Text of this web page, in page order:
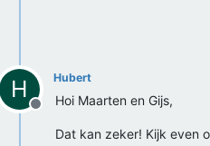
H
Offline
Hubert
Hoi Maarten en Gijs,
Dat kan zeker! Kijk even